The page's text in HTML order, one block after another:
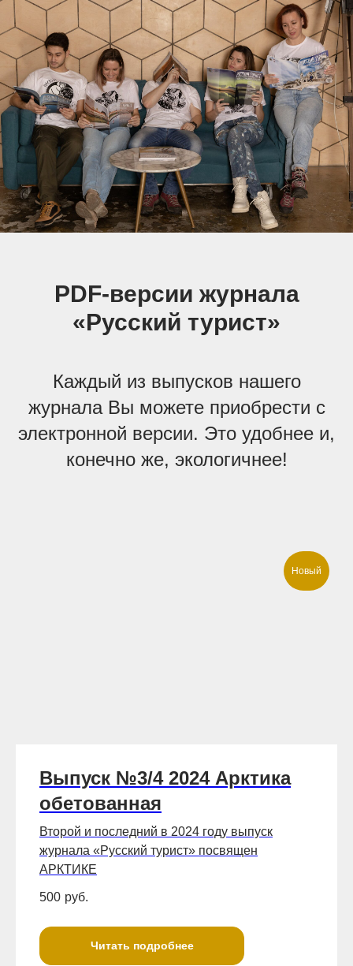
PDF-версии журнала
«Русский турист»
Каждый из выпусков нашего
журнала Вы можете приобрести с
электронной версии. Это удобнее и,
конечно же, экологичнее!
Новый
Выпуск №3/4 2024 Арктика
обетованная
Второй и последний в 2024 году выпуск
журнала «Русский турист» посвящен
АРКТИКЕ
500 руб.
Читать подробнее